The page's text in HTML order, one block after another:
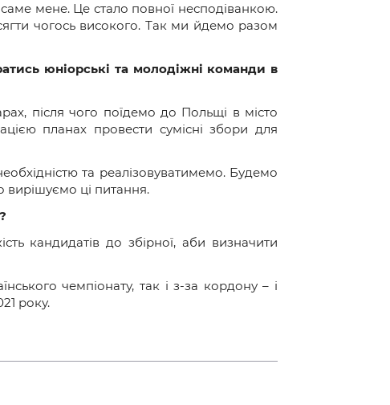
мене. Це стало повної несподіванкою.
чогось високого. Так ми йдемо разом
юніорські та молодіжні команди в
після чого поїдемо до Польщі в місто
планах провести сумісні збори для
та реалізовуватимемо. Будемо
вирішуємо ці питання.
кандидатів до збірної, аби визначити
чемпіонату, так і з-за кордону – і
року.